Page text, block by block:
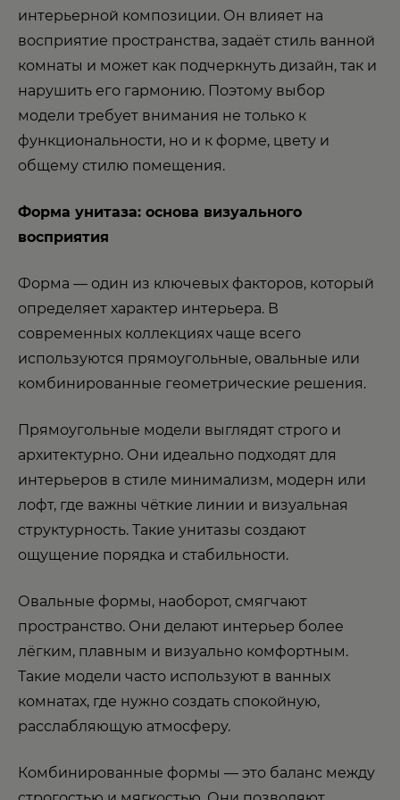
интерьерной композиции. Он влияет на
восприятие пространства, задаёт стиль ванной
комнаты и может как подчеркнуть дизайн, так и
нарушить его гармонию. Поэтому выбор
модели требует внимания не только к
функциональности, но и к форме, цвету и
общему стилю помещения.
Форма унитаза: основа визуального
восприятия
Форма — один из ключевых факторов, который
определяет характер интерьера. В
современных коллекциях чаще всего
используются прямоугольные, овальные или
комбинированные геометрические решения.
Прямоугольные модели выглядят строго и
архитектурно. Они идеально подходят для
интерьеров в стиле минимализм, модерн или
лофт, где важны чёткие линии и визуальная
структурность. Такие унитазы создают
ощущение порядка и стабильности.
Овальные формы, наоборот, смягчают
пространство. Они делают интерьер более
лёгким, плавным и визуально комфортным.
Такие модели часто используют в ванных
комнатах, где нужно создать спокойную,
расслабляющую атмосферу.
Комбинированные формы — это баланс между